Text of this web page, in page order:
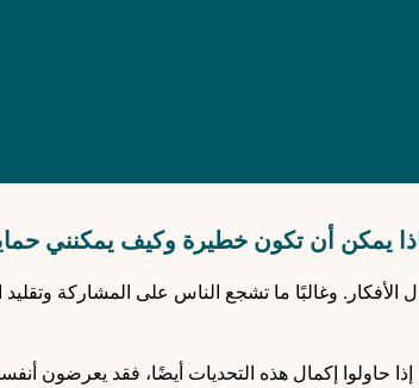
يمكن أن تكون خطيرة وكيف يمكنني
وغالبًا ما تشجع الناس على المشاركة وتقليد
حاولوا إكمال هذه التحديات أيضًا، فقد يعرضون